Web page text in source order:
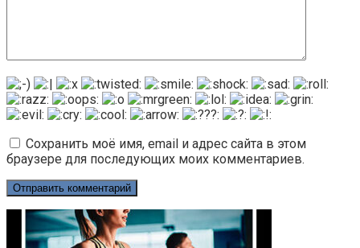
Сохранить моё имя, email и адрес сайта в этом
браузере для последующих моих комментариев.